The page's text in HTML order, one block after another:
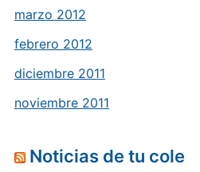
marzo 2012
febrero 2012
diciembre 2011
noviembre 2011
Noticias de tu cole